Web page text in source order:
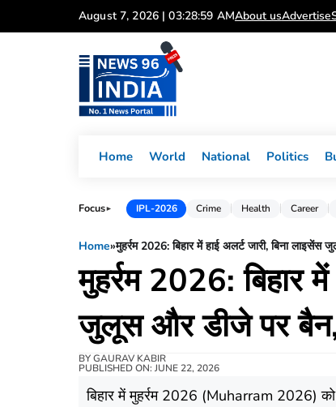
to
August 7, 2026 | 03:29:00 AMAbout usAdvertise
Home World National Politics
Focus► IPL-2026 Crime Health Career
Home»मुहर्रम 2026: बिहार में हाई अलर्ट जारी, बिना
मुहर्रम 2026: बिहार
जुलूस और डीजे पर बैन,
BYGAURAV KABIR
PUBLISHED ON: JUNE 22, 2026
बिहार में मुहर्रम 2026 (Muharram 2026) को